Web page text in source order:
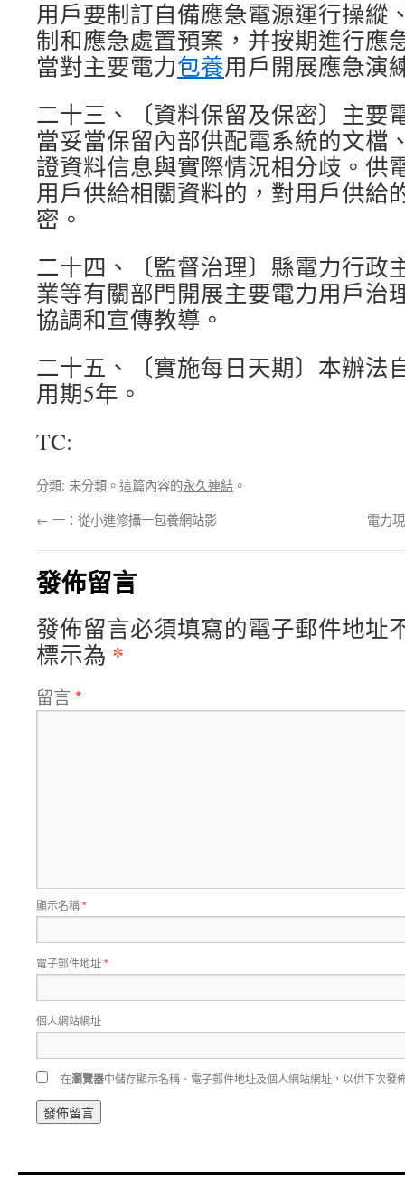
用戶要制訂自備應急電源運行操縱
制和應急處置預案，并按期進行應
當對主要電力包養用戶開展應急演
二十三、〔資料保留及保密〕主要
當妥當保留內部供配電系統的文檔
證資料信息與實際情況相分歧。供
用戶供給相關資料的，對用戶供給
密。
二十四、〔監督治理〕縣電力行政
業等有關部門開展主要電力用戶治
協調和宣傳教導。
二十五、〔實施每日天期〕本辦法
用期5年。
TC:
分類: 未分類。這篇內容的永久連結 。
← 一：從小進修攝一包養網站影 電力
發佈留言
發佈留言必須填寫的電子郵件地址
標示為 *
留言 *
顯示名稱*
電子郵件地址*
個人網站網址
在瀏覽器中儲存顯示名稱、電子郵件地址及個人網站網址，以供下次發